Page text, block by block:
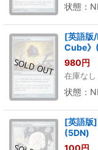
状態：
[英語版
Cube》
980円
在庫なし
状態：
[英語版
(5DN)
100円